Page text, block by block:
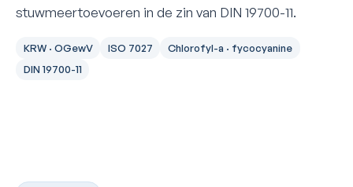
stuwmeertoevoeren in de zin van DIN 19700-11.
KRW · OGewV ISO 7027
Chlorofyl-a · fycocyanine
DIN 19700-11